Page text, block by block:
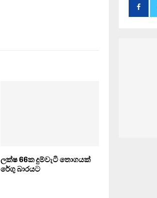
ලක්ෂ 66ක දුම්වැටි තොගයක්
රේගු බාරයට